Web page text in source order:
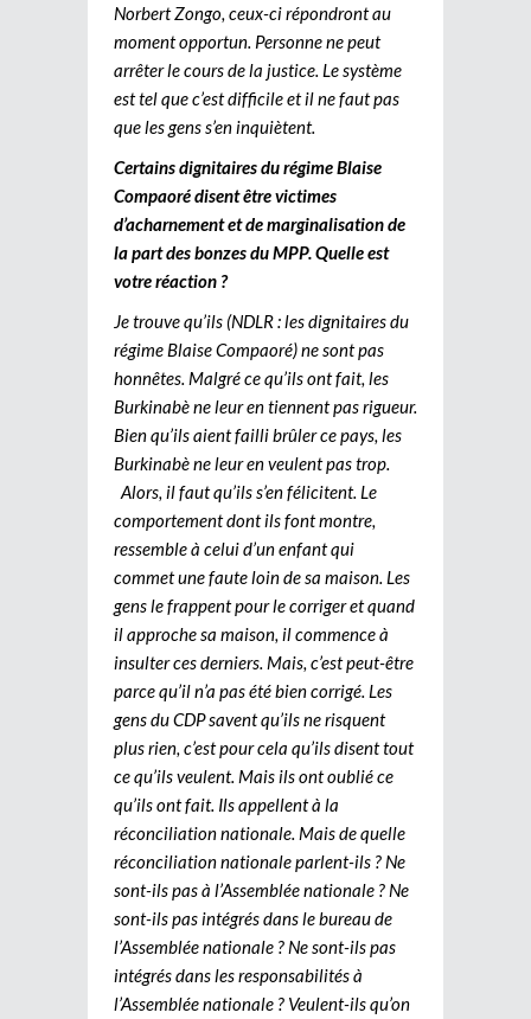
Norbert Zongo, ceux-ci répondront au
moment opportun. Personne ne peut
arrêter le cours de la justice. Le système
est tel que c’est difficile et il ne faut pas
que les gens s’en inquiètent.
Certains dignitaires du régime Blaise
Compaoré disent être victimes
d’acharnement et de marginalisation de
la part des bonzes du MPP. Quelle est
votre réaction ?
Je trouve qu’ils (NDLR : les dignitaires du
régime Blaise Compaoré) ne sont pas
honnêtes. Malgré ce qu’ils ont fait, les
Burkinabè ne leur en tiennent pas rigueur.
Bien qu’ils aient failli brûler ce pays, les
Burkinabè ne leur en veulent pas trop.
Alors, il faut qu’ils s’en félicitent. Le
comportement dont ils font montre,
ressemble à celui d’un enfant qui
commet une faute loin de sa maison. Les
gens le frappent pour le corriger et quand
il approche sa maison, il commence à
insulter ces derniers. Mais, c’est peut-être
parce qu’il n’a pas été bien corrigé. Les
gens du CDP savent qu’ils ne risquent
plus rien, c’est pour cela qu’ils disent tout
ce qu’ils veulent. Mais ils ont oublié ce
qu’ils ont fait. Ils appellent à la
réconciliation nationale. Mais de quelle
réconciliation nationale parlent-ils ? Ne
sont-ils pas à l’Assemblée nationale ? Ne
sont-ils pas intégrés dans le bureau de
l’Assemblée nationale ? Ne sont-ils pas
intégrés dans les responsabilités à
l’Assemblée nationale ? Veulent-ils qu’on